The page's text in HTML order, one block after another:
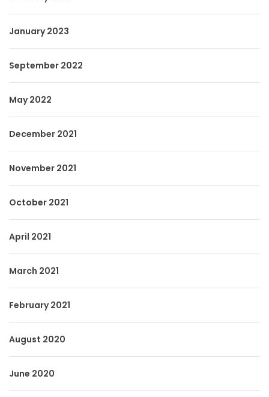
January 2023
September 2022
May 2022
December 2021
November 2021
October 2021
April 2021
March 2021
February 2021
August 2020
June 2020